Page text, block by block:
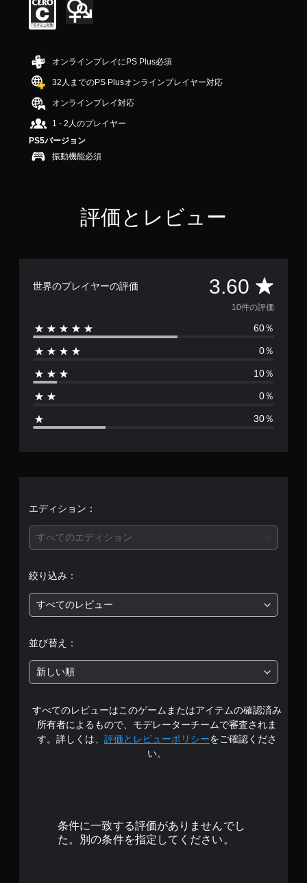
は
段
中
の
3
6
で
す
オンラインプレイにPS Plus必須
32人までのPS Plusオンラインプレイヤー対応
オンラインプレイ対応
1 - 2人のプレイヤー
PS5バージョン
振動機能必須
評価とレビュー
世界のプレイヤーの評価 3.60 評
価
数
は
0
5
段
中
の
3
.
10件の評価
60％
0％
10％
0％
30％
エディション：
すべてのエディション
絞り込み：
すべてのレビュー
並び替え：
新しい順
すべてのレビューはこのゲームまたはアイテムの確認済み
所有者によるもので、モデレーターチームで審査されま
す。詳しくは、 評価とレビューポリシーをご確認くださ
い。
条件に一致する評価がありませんでし
た。別の条件を指定してください。